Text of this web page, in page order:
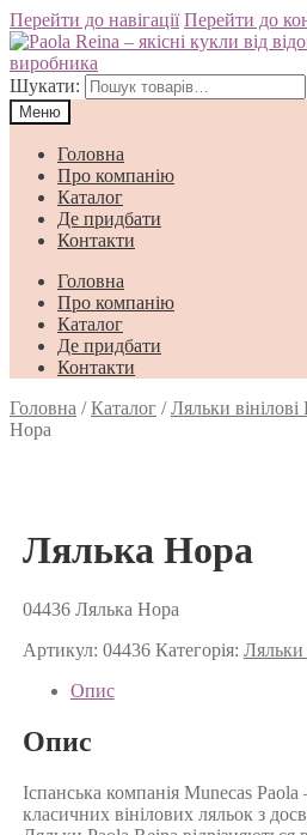
Перейти до навігації Перейти до
Шукати:
Меню
Головна
Про компанію
Каталог
Де придбати
Контакти
Головна
Про компанію
Каталог
Де придбати
Контакти
Головна /Каталог /Ляльки
Нора
Лялька Нора
04436 Лялька Нора
Артикул: 04436 Категорія: Ляльки
Опис
Опис
Іспанська компанія Munecas
класичних вінілових ляльок з